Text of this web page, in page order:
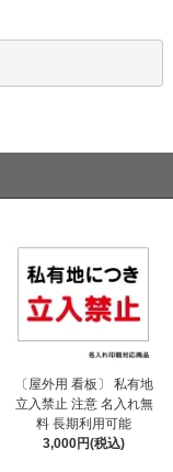
〔屋外用 看板〕 私有地
立入禁止 注意 名入れ無
料 長期利用可能
3,000円(税込)